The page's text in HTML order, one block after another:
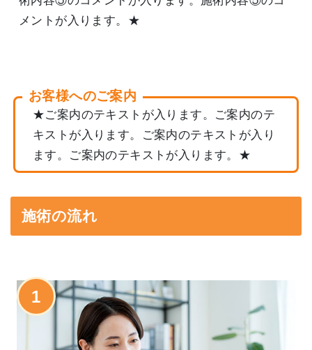
メントが入ります。★
お客様へのご案内
★ご案内のテキストが入ります。ご案内のテ
キストが入ります。ご案内のテキストが入り
ます。ご案内のテキストが入ります。★
施術の流れ
1